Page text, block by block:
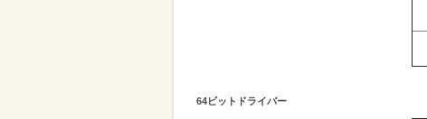
64ビットドライバー